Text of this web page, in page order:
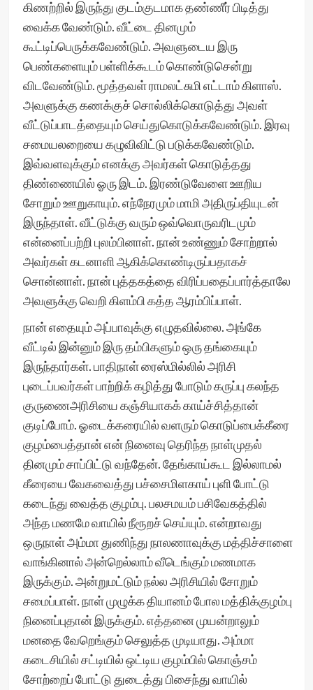
கிணற்றில் இருந்து குடம்குடமாக தண்ணீர் பிடித்து
வைக்க வேண்டும். வீட்டை தினமும்
கூட்டிப்பெருக்கவேண்டும். அவளுடைய இரு
பெண்களையும் பள்ளிக்கூடம் கொண்டுசென்று
விடவேண்டும். மூத்தவள் ராமலட்சுமி எட்டாம் கிளாஸ்.
அவளுக்கு கணக்குச் சொல்லிக்கொடுத்து அவள்
வீட்டுப்பாடத்தையும் செய்துகொடுக்கவேண்டும். இரவு
சமையலறையை கழுவிவிட்டு படுக்கவேண்டும்.
இவ்வளவுக்கும் எனக்கு அவர்கள் கொடுத்தது
திண்ணையில் ஓரு இடம். இரண்டுவேளை ஊறிய
சோறும் ஊறுகாயும். எந்நேரமும் மாமி அதிருப்தியுடன்
இருந்தாள். வீட்டுக்கு வரும் ஒவ்வொருவரிடமும்
என்னைப்பற்றி புலம்பினாள். நான் உண்ணும் சோற்றால்
அவர்கள் கடனாளி ஆகிக்கொண்டிருப்பதாகச்
சொன்னாள். நான் புத்தகத்தை விரிப்பதைப்பார்த்தாலே
அவளுக்கு வெறி கிளம்பி கத்த ஆரம்பிப்பாள்.
நான் எதையும் அப்பாவுக்கு எழுதவில்லை. அங்கே
வீட்டில் இன்னும் இரு தம்பிகளும் ஒரு தங்கையும்
இருந்தார்கள். பாதிநாள் ரைஸ்மில்லில் அரிசி
புடைப்பவர்கள் பாற்றிக் கழித்து போடும் கருப்பு கலந்த
குருணைஅரிசியை கஞ்சியாகக் காய்ச்சித்தான்
குடிப்போம். ஓடைக்கரையில் வளரும் கொடுப்பைக்கீரை
குழம்பைத்தான் என் நினைவு தெரிந்த நாள்முதல்
தினமும் சாப்பிட்டு வந்தேன். தேங்காய்கூட இல்லாமல்
கீரையை வேகவைத்து பச்சைமிளகாய் புளி போட்டு
கடைந்து வைத்த குழம்பு. பலசமயம் பசிவேகத்தில்
அந்த மணமே வாயில் நீரூறச் செய்யும். என்றாவது
ஒருநாள் அம்மா துணிந்து நாலணாவுக்கு மத்திச்சாளை
வாங்கினால் அன்றெல்லாம் வீடெங்கும் மணமாக
இருக்கும். அன்றுமட்டும் நல்ல அரிசியில் சோறும்
சமைப்பாள். நாள் முழுக்க தியானம் போல மத்திக்குழம்பு
நினைப்புதான் இருக்கும். எத்தனை முயன்றாலும்
மனதை வேறெங்கும் செலுத்த முடியாது. அம்மா
கடைசியில் சட்டியில் ஒட்டிய குழம்பில் கொஞ்சம்
சோற்றைப் போட்டு துடைத்து பிசைந்து வாயில்